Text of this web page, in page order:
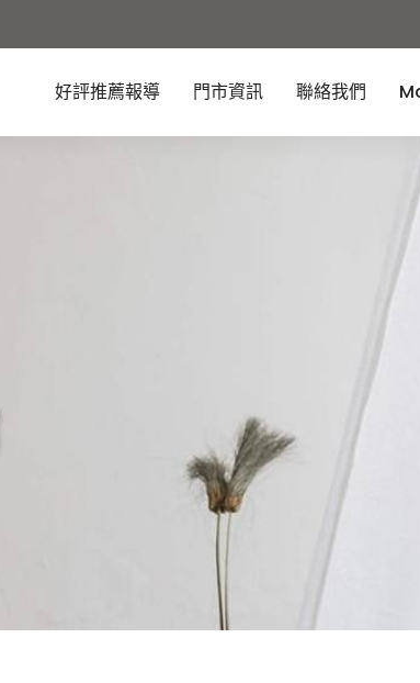
好評推薦報導 門市資訊 聯絡我們